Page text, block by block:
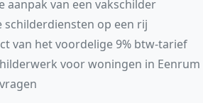
aanpak van een vakschilder
schilderdiensten op een rij
van het voordelige 9% btw-tarief
voor woningen in Eenrum